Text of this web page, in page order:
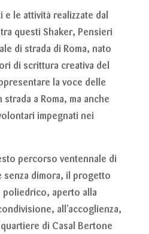
le attività realizzate dal
questi Shaker, Pensieri
di strada di Roma, nato
di scrittura creativa del
la voce delle
a Roma, ma anche
impegnati nei
percorso ventennale di
senza dimora, il progetto
poliedrico, aperto alla
all’accoglienza,
di Casal Bertone